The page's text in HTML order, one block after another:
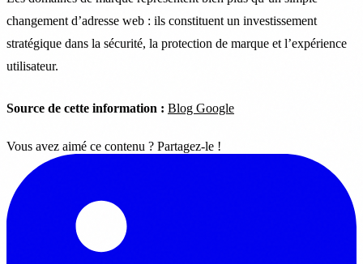
changement d’adresse web : ils constituent un investissement
stratégique dans la sécurité, la protection de marque et l’expérience
utilisateur.
Source de cette information : Blog Google
Vous avez aimé ce contenu ? Partagez-le !